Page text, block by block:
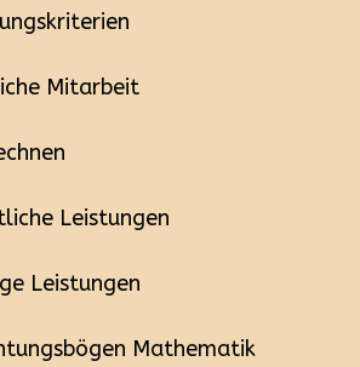
Mitarbeit
Leistungen
Leistungen
Mathematik